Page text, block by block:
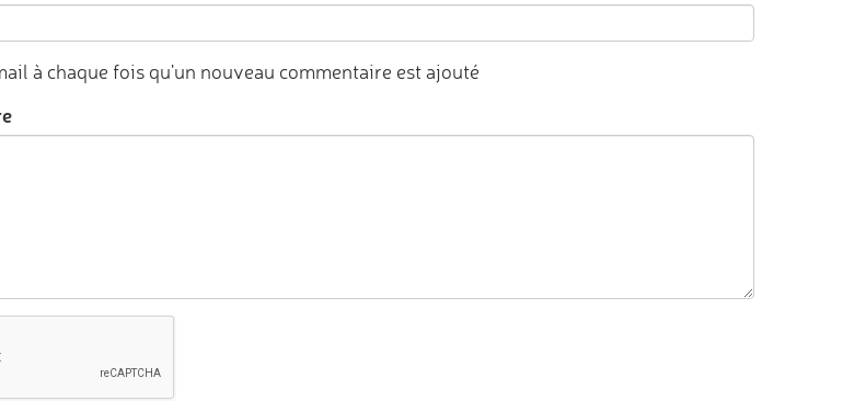
à chaque fois qu'un nouveau commentaire est ajouté